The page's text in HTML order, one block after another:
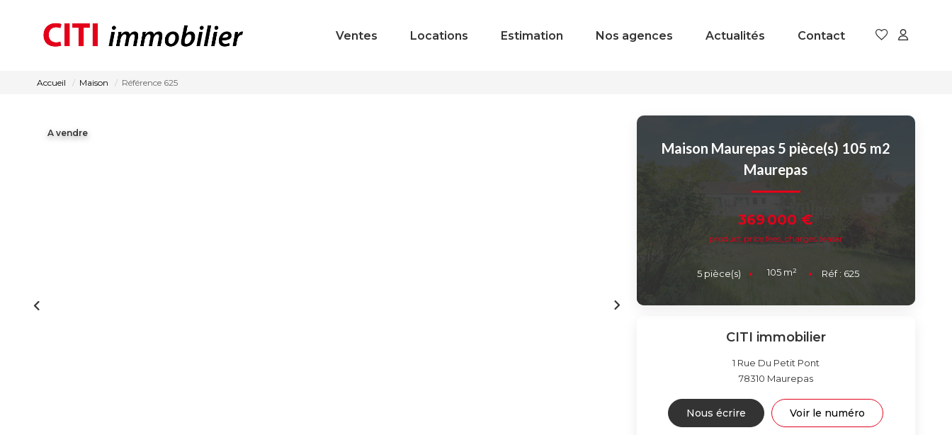
Ventes Locations Estimation Nos agences Actualités Contact
Accueil Maison Référence 625
A vendre
Maison Maurepas 5 pièce(s) 105 m2
Maurepas
369 000 €
product.price.fees_charges.teaser
5 pièce(s) 105 m² Réf : 625
CITI immobilier
1 Rue Du Petit Pont
78310 Maurepas
Nous écrire Voir le numéro